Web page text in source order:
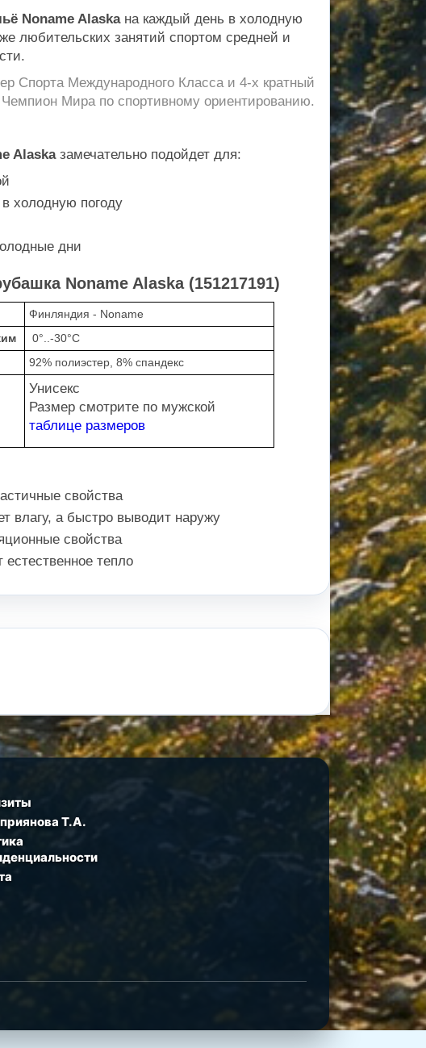
Noname Alaskaна каждый день в холодную
любительских занятий спортом средней и
Спорта Международного Класса и 4-х кратный
Чемпион Мира по спортивному ориентированию.
Alaskaзамечательно подойдет для:
в холодную погоду
дни
Noname Alaska (151217191)
Финляндия - Noname
0°..-30°С
92% полиэстер, 8% спандекс
Унисекс
Размер смотрите по мужской
таблице размеров
свойства
влагу, а быстро выводит наружу
свойства
тепло
Т.А.